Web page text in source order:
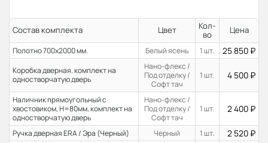
Состав комплекта Цвет
Кол-
во
Цена
Полотно 700x2000 мм. Белый ясень 1 шт. 25 850 ₽
Коробка дверная. комплект на
одностворчатую дверь
Нано-флекс /
Под отделку /
Софт тач
1 шт. 4 500 ₽
Наличник прямоугольный с
хвостовиком, H=80мм, комплект на
одностворчатую дверь
Нано-флекс /
Под отделку /
Софт тач
1 шт. 2 400 ₽
Ручка дверная ERA / Эра (Черный) Черный 1 шт. 2 520 ₽